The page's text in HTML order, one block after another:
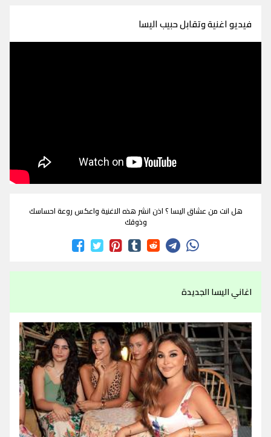
فيديو اغنية وتقابل حبيب اليسا
هل انت من عشاق اليسا ؟ اذن انشر هذه الاغنية واعكس روعة احساسك
وذوقك
اغاني اليسا الجديدة